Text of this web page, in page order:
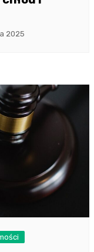
2025